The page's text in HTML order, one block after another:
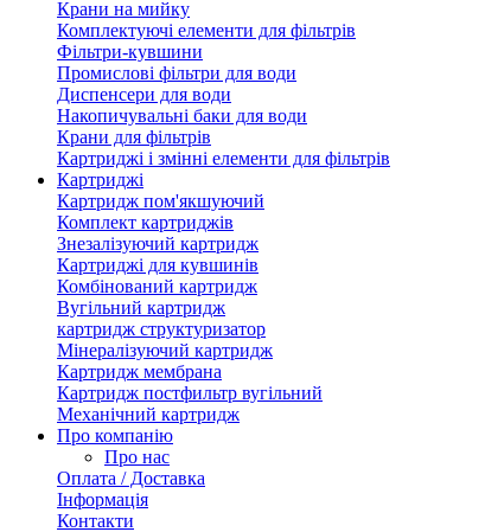
Крани на мийку
Комплектуючі елементи для фільтрів
Фільтри-кувшини
Промислові фільтри для води
Диспенсери для води
Накопичувальні баки для води
Крани для фільтрів
Картриджі і змінні елементи для фільтрів
Картриджі
Картридж пом'якшуючий
Комплект картриджів
Знезалізуючий картридж
Картриджі для кувшинів
Комбінований картридж
Вугільний картридж
картридж структуризатор
Мінералізуючий картридж
Картридж мембрана
Картридж постфильтр вугільний
Механічний картридж
Про компанію
Про нас
Оплата / Доставка
Інформація
Контакти